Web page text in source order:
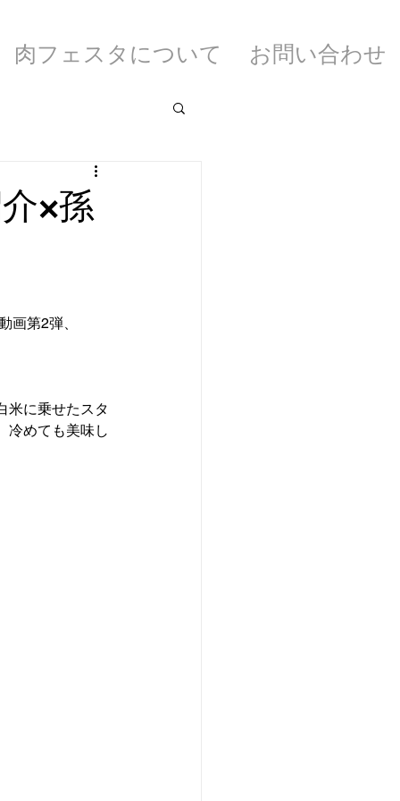
肉フェスタについて お問い合わせ
×孫
画第2弾、
米に乗せたスタ
冷めても美味し